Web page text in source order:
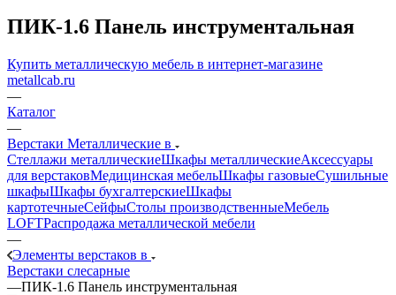
ПИК-1.6 Панель инструментальная
Купить металлическую мебель в интернет-магазине
metallcab.ru
—
Каталог
—
Верстаки Металлические в
Стеллажи металлическиеШкафы металлическиеАксессуары
для верстаковМедицинская мебельШкафы газовыеСушильные
шкафыШкафы бухгалтерскиеШкафы
картотечныеСейфыСтолы производственныеМебель
LOFTРаспродажа металлической мебели
—
Элементы верстаков в
Верстаки слесарные
—ПИК-1.6 Панель инструментальная